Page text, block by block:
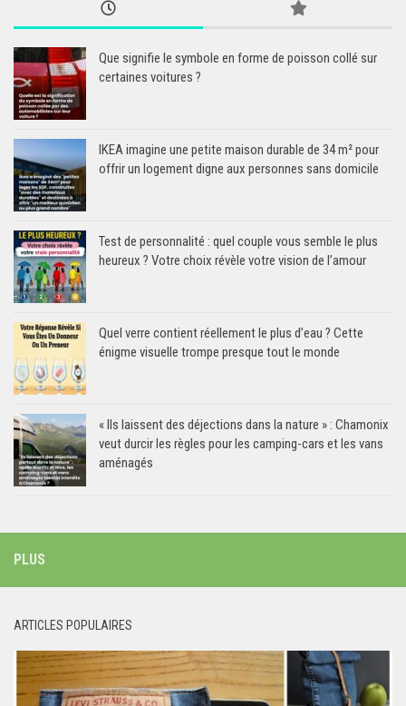
Que signifie le symbole en forme de poisson collé sur
certaines voitures ?
IKEA imagine une petite maison durable de 34 m² pour
offrir un logement digne aux personnes sans domicile
Test de personnalité : quel couple vous semble le plus
heureux ? Votre choix révèle votre vision de l’amour
Quel verre contient réellement le plus d’eau ? Cette
énigme visuelle trompe presque tout le monde
« Ils laissent des déjections dans la nature » : Chamonix
veut durcir les règles pour les camping-cars et les vans
aménagés
PLUS
ARTICLES POPULAIRES